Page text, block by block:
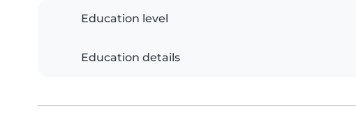
Education level
Education details